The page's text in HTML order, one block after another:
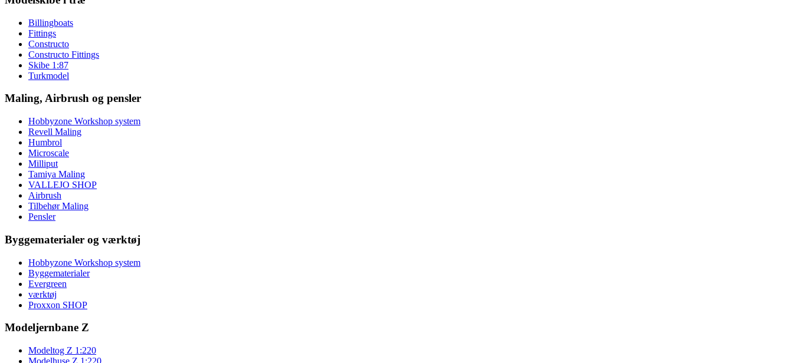
Billingboats
Fittings
Constructo
Constructo Fittings
Skibe 1:87
Turkmodel
Maling, Airbrush og pensler
Hobbyzone Workshop system
Revell Maling
Humbrol
Microscale
Milliput
Tamiya Maling
VALLEJO SHOP
Airbrush
Tilbehør Maling
Pensler
Byggematerialer og værktøj
Hobbyzone Workshop system
Byggematerialer
Evergreen
værktøj
Proxxon SHOP
Modeljernbane Z
Modeltog Z 1:220
Modelhuse Z 1:220